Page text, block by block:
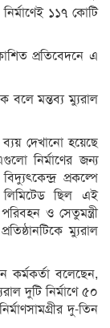
১১৭ কোটি
প্রতিবেদনে এ
বলে মন্তব্য ম্যুরাল
ব্যয় দেখানো হয়েছে
নির্মাণের জন্য
প্রকল্পে
লিমিটেড ছিল এই
ও সেতুমন্ত্রী
ম্যুরাল
কর্মকর্তা বলেছেন,
দুটি নির্মাণে ৫০
দু-তিন